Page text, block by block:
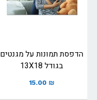
הדפסת תמונות על מגנטים
בגודל 13X18
15.00 ₪